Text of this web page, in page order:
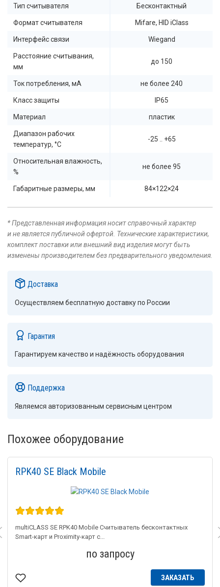
Тип считывателя Бесконтактный
Формат считывателя Mifare, HID iClass
Интерфейс связи Wiegand
Расстояние считывания,
мм
до 150
Ток потребления, мА не более 240
Класс защиты IP65
Материал пластик
Диапазон рабочих
температур, °C
-25 .. +65
Относительная влажность,
%
не более 95
Габаритные размеры, мм 84×122×24
* Представленная информация носит справочный характер
и не является публичной офертой. Технические характеристики,
комплект поставки или внешний вид изделия могут быть
изменены производителем без предварительного уведомления.
Доставка
Осуществляем бесплатную доставку по России
Гарантия
Гарантируем качество и надёжность оборудования
Поддержка
Являемся авторизованным сервисным центром
Похожее оборудование
RPK40 SE Black Mobile
multiCLASS SE RPK40 Mobile Считыватель бесконтактных
Smart-карт и Proximity-карт с...
по запросу
ЗАКАЗАТЬ